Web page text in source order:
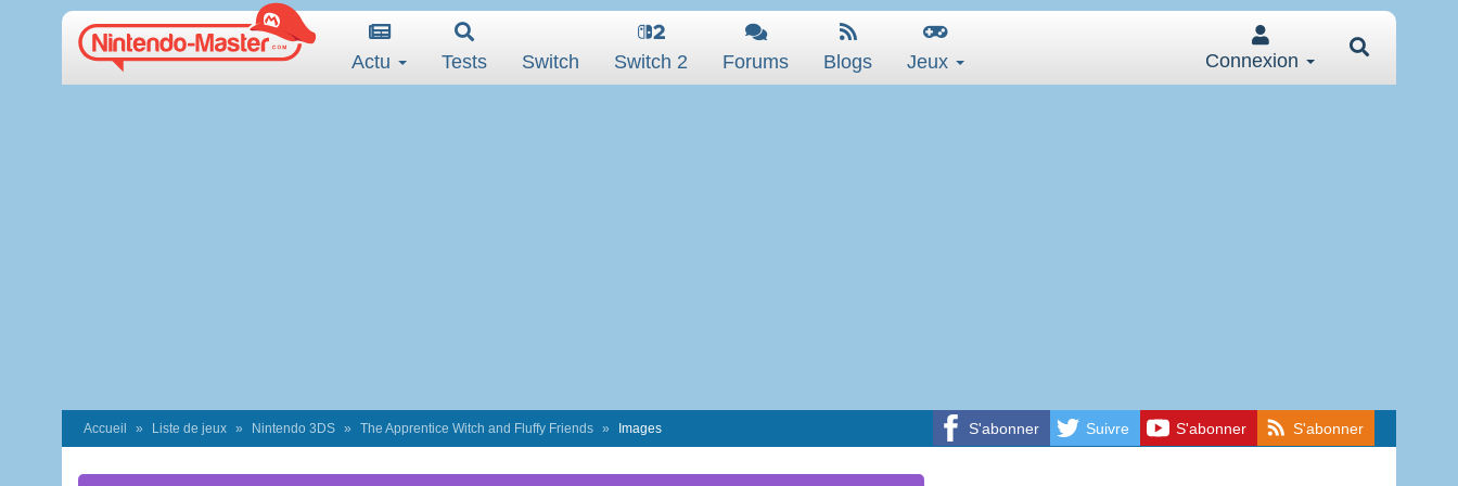
Actu Tests Switch Switch 2 Forums Blogs Jeux Connexion
S'abonner Suivre S'abonner S'abonner
Accueil Liste de jeux Nintendo 3DS The Apprentice Witch and Fluffy Friends Images